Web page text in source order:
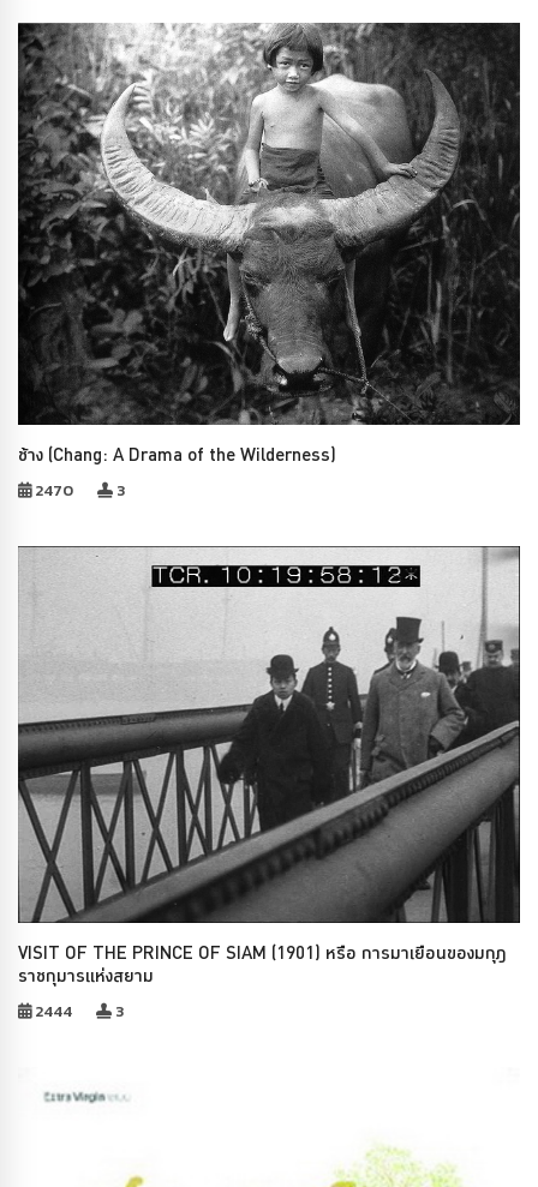
ช้าง (Chang: A Drama of the Wilderness)
2470 3
VISIT OF THE PRINCE OF SIAM (1901) หรือ การมาเยือนของมกุฎ
ราชกุมารแห่งสยาม
2444 3